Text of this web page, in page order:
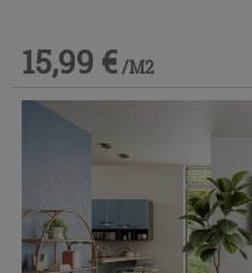
15,99 € /M2